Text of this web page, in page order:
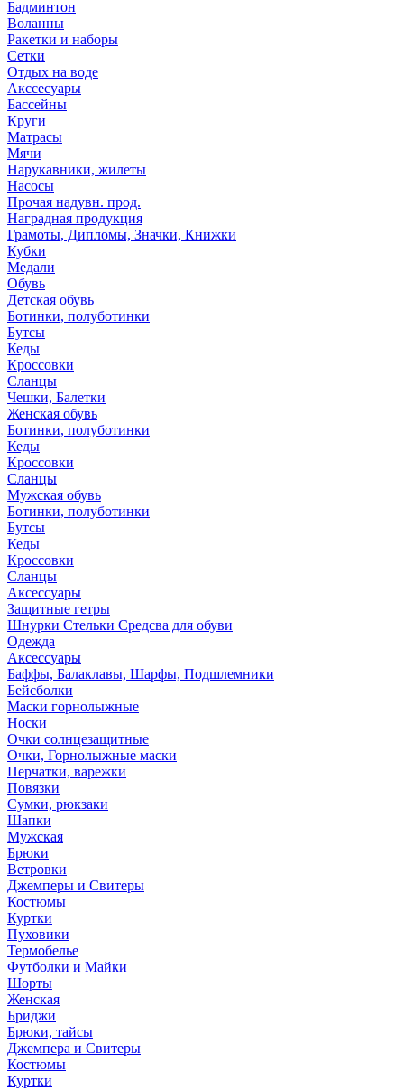
Бадминтон
Воланны
Ракетки и наборы
Сетки
Отдых на воде
Акссесуары
Бассейны
Круги
Матрасы
Мячи
Нарукавники, жилеты
Насосы
Прочая надувн. прод.
Наградная продукция
Грамоты, Дипломы, Значки, Книжки
Кубки
Медали
Обувь
Детская обувь
Ботинки, полуботинки
Бутсы
Кеды
Кроссовки
Сланцы
Чешки, Балетки
Женская обувь
Ботинки, полуботинки
Кеды
Кроссовки
Сланцы
Мужская обувь
Ботинки, полуботинки
Бутсы
Кеды
Кроссовки
Сланцы
Аксессуары
Защитные гетры
Шнурки Стельки Средсва для обуви
Одежда
Аксессуары
Баффы, Балаклавы, Шарфы, Подшлемники
Бейсболки
Маски горнолыжные
Носки
Очки солнцезащитные
Очки, Горнолыжные маски
Перчатки, варежки
Повязки
Сумки, рюкзаки
Шапки
Мужская
Брюки
Ветровки
Джемперы и Свитеры
Костюмы
Куртки
Пуховики
Термобелье
Футболки и Майки
Шорты
Женская
Бриджи
Брюки, тайсы
Джемпера и Свитеры
Костюмы
Куртки